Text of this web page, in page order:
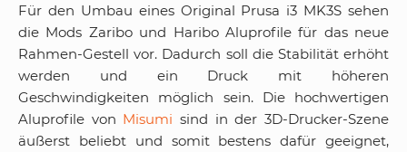
Für den Umbau eines Original Prusa i3 MK3S sehen
die Mods Zaribo und Haribo Aluprofile für das neue
Rahmen-Gestell vor. Dadurch soll die Stabilität erhöht
werden und ein Druck mit höheren
Geschwindigkeiten möglich sein. Die hochwertigen
Aluprofile von Misumi sind in der 3D-Drucker-Szene
äußerst beliebt und somit bestens dafür geeignet,